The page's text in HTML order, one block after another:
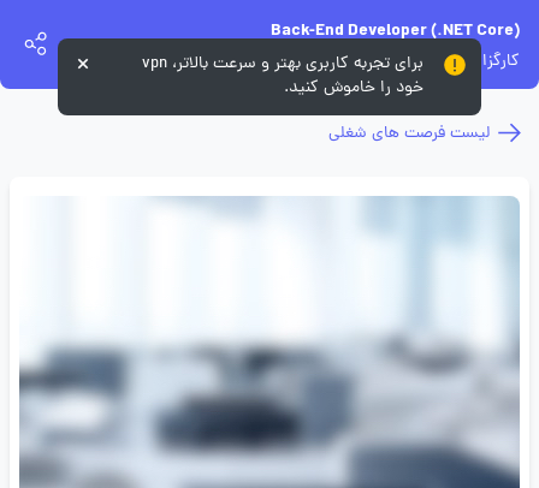
Back-End Developer (.NET Core)
کارگزاری آگاه
لیست فرصت های شغلی
برای تجربه کاربری بهتر و سرعت بالاتر، vpn
خود را خاموش کنید.